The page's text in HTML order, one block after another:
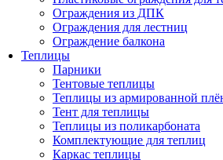
Ограждения из ДПК
Ограждения для лестниц
Ограждение балкона
Теплицы
Парники
Тентовые теплицы
Теплицы из армированной
Тент для теплицы
Теплицы из поликарбоната
Комплектующие для теплиц
Каркас теплицы